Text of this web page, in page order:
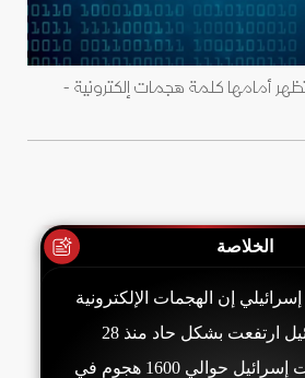
أمامها كلمة هجمات إلكترونية -
الخلاصة
إن الهجمات الإلكترونية
الإيرانية على إسرائيل ارتفعت بشكل حاد منذ 28
فبراير، حيث سجلت إسرائيل حوالي 1600 هجوم في